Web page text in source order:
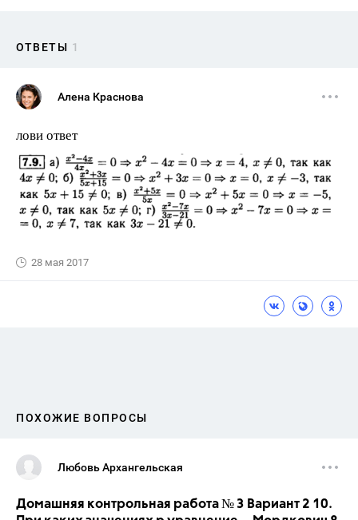
ОТВЕТЫ 1
Алена Краснова
лови ответ
28 мая 2017
ПОХОЖИЕ ВОПРОСЫ
Любовь Архангельская
Домашняя контрольная работа № 3 Вариант 2 10.